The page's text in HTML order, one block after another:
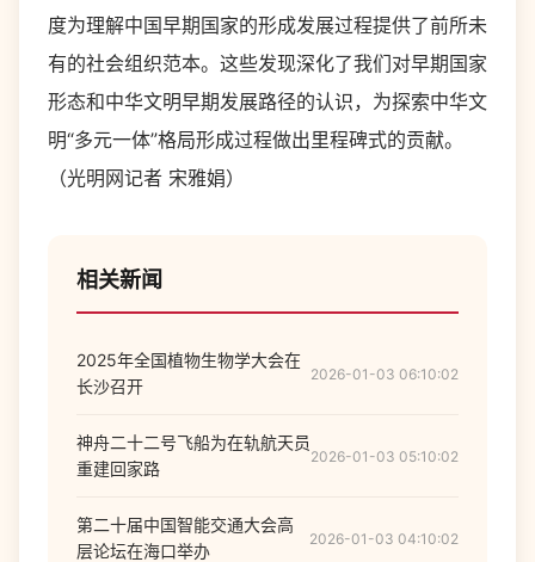
度为理解中国早期国家的形成发展过程提供了前所未
有的社会组织范本。这些发现深化了我们对早期国家
形态和中华文明早期发展路径的认识，为探索中华文
明“多元一体”格局形成过程做出里程碑式的贡献。
（光明网记者 宋雅娟）
相关新闻
2025年全国植物生物学大会在
长沙召开
2026-01-03 06:10:02
神舟二十二号飞船为在轨航天员
重建回家路
2026-01-03 05:10:02
第二十届中国智能交通大会高
层论坛在海口举办
2026-01-03 04:10:02